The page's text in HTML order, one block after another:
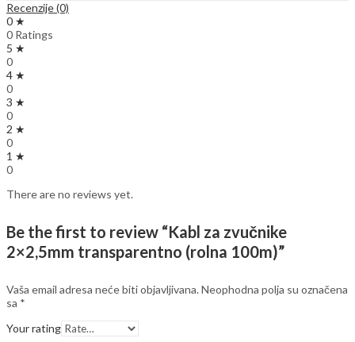
Recenzije (0)
0 ★
0 Ratings
5 ★
0
4 ★
0
3 ★
0
2 ★
0
1 ★
0
There are no reviews yet.
Be the first to review “Kabl za zvučnike
2×2,5mm transparentno (rolna 100m)”
Vaša email adresa neće biti objavljivana.Neophodna polja su označena
sa *
Your rating